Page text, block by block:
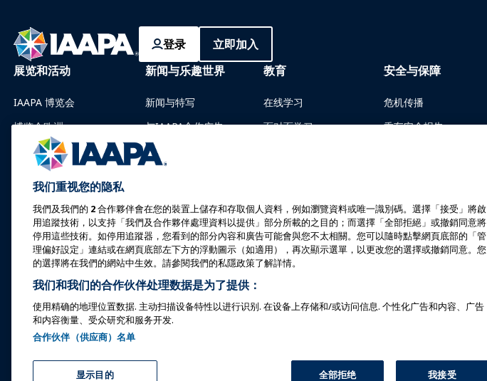
登录 立即加入
展览和活动
IAAPA 博览会
博览会欧洲
亚洲博览会
中东博览会
在博览会或活动上发言
预订会议或活动
成为大使
IAAPA Connect+
新闻与乐趣世界
新闻与特写
与IAAPA合作广告
过往期刊
教育
在线学习
面对面学习
探索
寻找导师
资源
安全与保障
危机传播
乘车安全报告
安全与保障新闻
安全委员会
Copyright © 2026 国际游乐园和景点协会。保留所有权利。
我们重视您的隐私
我們及我們的 2合作夥伴會在您的裝置上儲存和存取個人資料，例如瀏覽資料或唯一識別碼。選擇「接受」將啟
用追蹤技術，以支持「我們及合作夥伴處理資料以提供」部分所載的之目的；而選擇「全部拒絕」或撤銷同意將
停用這些技術。如停用追蹤器，您看到的部分內容和廣告可能會與您不太相關。您可以隨時點擊網頁底部的「管
理偏好設定」連結或在網頁底部左下方的浮動圖示（如適用），再次顯示選單，以更改您的選擇或撤銷同意。您
的選擇將在我們的網站中生效。請參閱我們的私隱政策了解詳情。
我们和我们的合作伙伴处理数据是为了提供：
使用精确的地理位置数据. 主动扫描设备特性以进行识别. 在设备上存储和/或访问信息. 个性化广告和内容、广告
和内容衡量、受众研究和服务开发.
合作伙伴（供应商）名单
显示目的 全部拒绝 我接受